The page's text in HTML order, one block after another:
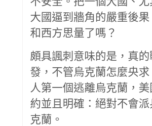
大國逼到牆角的嚴重後果
和西方思量了嗎？
頗具諷刺意味的是，真
發，不管烏克蘭怎麼央求
人第一個逃離烏克蘭，
約並且明確：絕對不會
克蘭。